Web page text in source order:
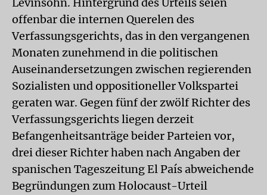
offenbar die internen Querelen des
Verfassungsgerichts, das in den vergangenen
Monaten zunehmend in die politischen
Auseinandersetzungen zwischen regierenden
Sozialisten und oppositioneller Volkspartei
geraten war. Gegen fünf der zwölf Richter des
Verfassungsgerichts liegen derzeit
Befangenheitsanträge beider Parteien vor,
drei dieser Richter haben nach Angaben der
spanischen Tageszeitung El País abweichende
Begründungen zum Holocaust-Urteil